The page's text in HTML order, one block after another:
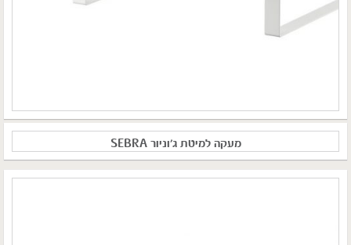
מעקה למיטת ג'וניור SEBRA